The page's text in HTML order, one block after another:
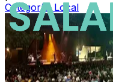
Categoría: Local